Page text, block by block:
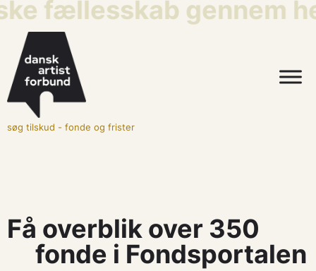
fællesskab gennem
søg tilskud - fonde og frister
Få overblik over 350
fonde i Fondsportalen